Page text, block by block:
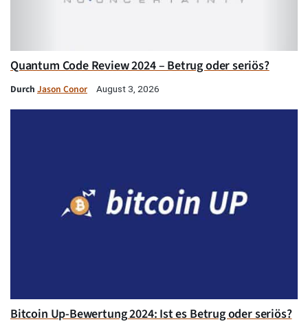
Quantum Code Review 2024 – Betrug oder seriös?
Durch Jason Conor August 3, 2026
Bitcoin Up-Bewertung 2024: Ist es Betrug oder seriös?